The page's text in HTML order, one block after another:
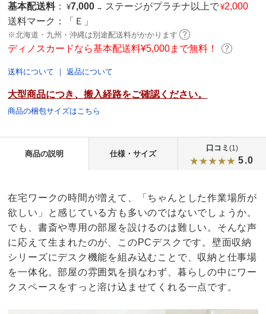
基本配送料 ： ¥7,000 → ステージがプラチナ以上で¥2,000
送料マーク：
「Ｅ」
※北海道・九州・沖縄は別途配送料がかかります
ディノスカードなら基本配送料¥5,000まで無料！
送料について ｜返品について
大型商品につき、搬入経路をご確認ください。
商品の梱包サイズはこちら
商品の説明 仕様・サイズ
口コミ (1)
5.0
在宅ワークの時間が増えて、「ちゃんとした作業場所が
欲しい」と感じている方も多いのではないでしょうか。
でも、書斎や専用の部屋を設けるのは難しい。そんな声
に応えて生まれたのが、このPCデスクです。壁面収納
シリーズにデスク機能を組み込むことで、収納と仕事場
を一体化。部屋の雰囲気を損なわず、暮らしの中にワー
クスペースをすっと溶け込ませてくれる一点です。